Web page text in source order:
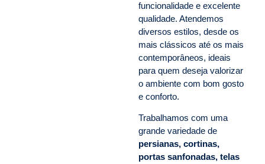
funcionalidade e excelente
qualidade. Atendemos
diversos estilos, desde os
mais clássicos até os mais
contemporâneos, ideais
para quem deseja valorizar
o ambiente com bom gosto
e conforto.
Trabalhamos com uma
grande variedade de
persianas, cortinas,
portas sanfonadas, telas